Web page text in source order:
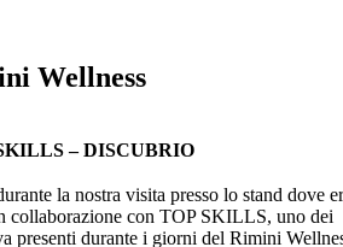
Wellness
– DISCUBRIO
la nostra visita presso lo stand dove
collaborazione con TOP SKILLS, uno dei
presenti durante i giorni del Rimini